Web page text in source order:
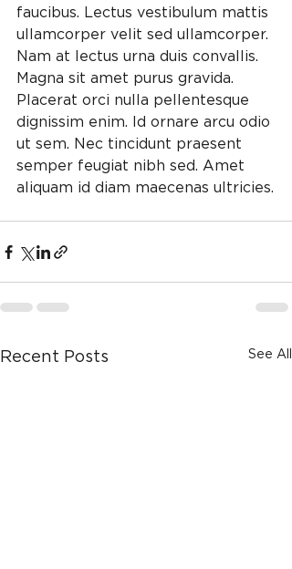
faucibus. Lectus vestibulum mattis
ullamcorper velit sed ullamcorper.
Nam at lectus urna duis convallis.
Magna sit amet purus gravida.
Placerat orci nulla pellentesque
dignissim enim. Id ornare arcu odio
ut sem. Nec tincidunt praesent
semper feugiat nibh sed. Amet
aliquam id diam maecenas ultricies.
Recent Posts See All